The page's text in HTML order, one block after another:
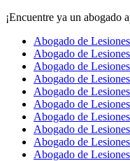
¡Encuentre ya un abogado
Abogado de
Abogado de
Abogado de
Abogado de
Abogado de
Abogado de
Abogado de
Abogado de
Abogado de
Abogado de